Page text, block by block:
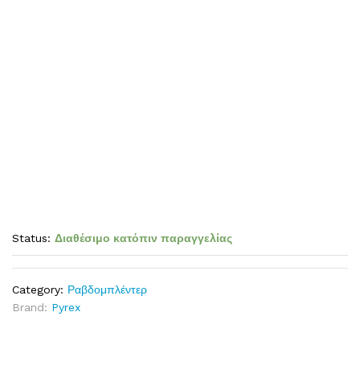
Status: Διαθέσιμο κατόπιν παραγγελίας
Category: Ραβδομπλέντερ
Brand: Pyrex